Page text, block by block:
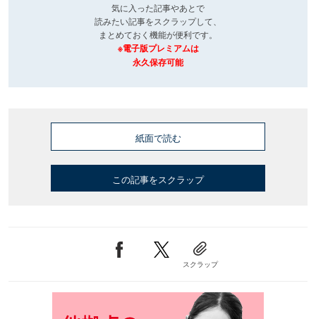
気に入った記事やあとで
読みたい記事をスクラップして、
まとめておく機能が便利です。
※電子版プレミアムは
永久保存可能
紙面で読む
この記事をスクラップ
スクラップ